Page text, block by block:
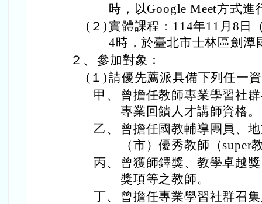
時，以Google Meet方式進
(２)實體課程：114年11月8日
4時，於臺北市士林區劍潭
２、 參加對象：
(１)請優先薦派具備下列任一
甲、
曾擔任教師專業學習社
專業回饋人才講師資格。
乙、
曾擔任國教輔導團員、
（市）優秀教師（super
丙、
曾獲師鐸獎、教學卓越
獎項等之教師。
丁、
曾擔任專業學習社群召